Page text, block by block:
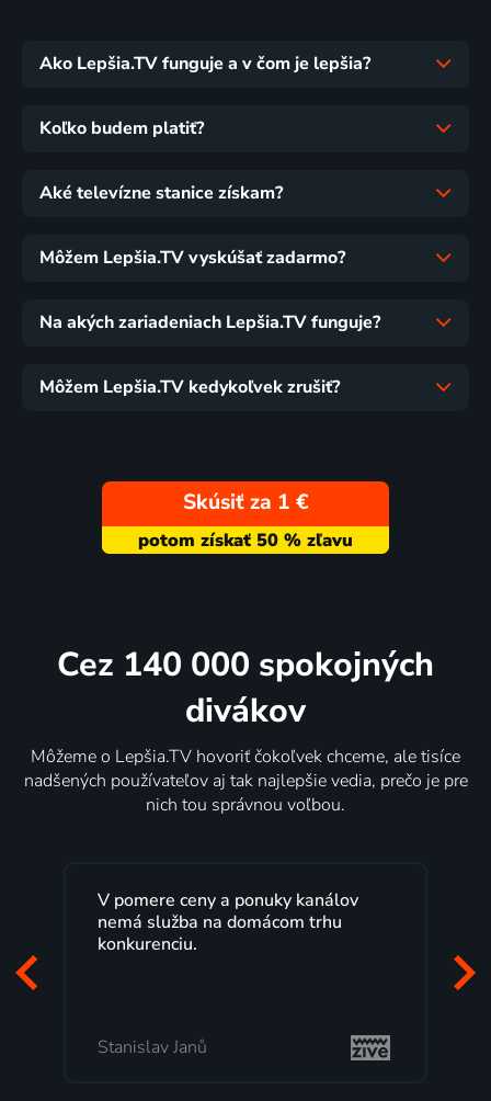
Ako Lepšia.TV funguje a v čom je lepšia?
Koľko budem platiť?
Aké televízne stanice získam?
Môžem Lepšia.TV vyskúšať zadarmo?
Na akých zariadeniach Lepšia.TV funguje?
Môžem Lepšia.TV kedykoľvek zrušiť?
Skúsiť za 1 €
Cez 140 000 spokojných
divákov
Môžeme o Lepšia.TV hovoriť čokoľvek chceme, ale tisíce
nadšených používateľov aj tak najlepšie vedia, prečo je pre
nich tou správnou voľbou.
Lepšia.TV sledujem už niekoľko
rokov s maximálnou spokojnosťou.
pozerať, kedy sa mi hodí, je presne
Milada Tomešová